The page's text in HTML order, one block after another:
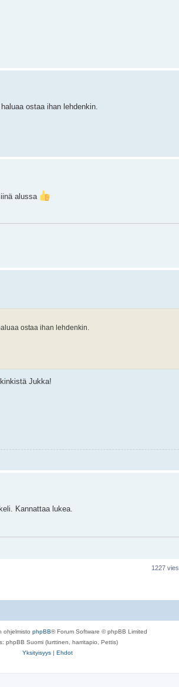
ostaa ihan lehdenkin.
alussa
ostaa ihan lehdenkin.
Jukka!
Kannattaa lukea.
1227
ohjelmisto phpBB® Forum Software © phpBB Limited
phpBB Suomi (lurttinen, harritapio, Pettis)
Yksityisyys | Ehdot